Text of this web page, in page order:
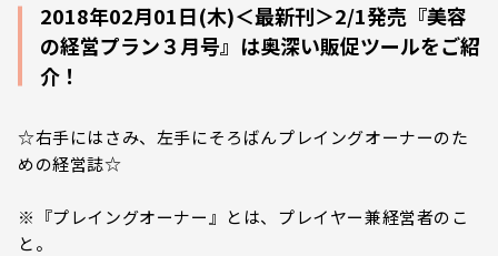
2018年02月01日(木)＜最新刊＞2/1発売『美容
の経営プラン３月号』は奥深い販促ツールをご紹
介！
☆右手にはさみ、左手にそろばんプレイングオーナーのた
めの経営誌☆
※『プレイングオーナー』とは、プレイヤー兼経営者のこ
と。